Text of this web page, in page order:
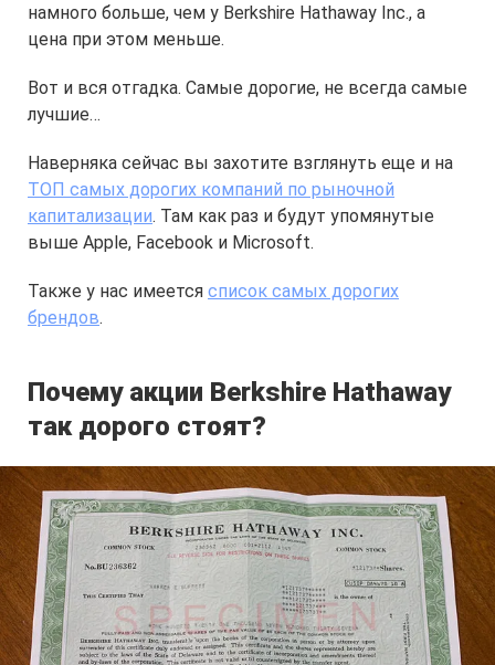
намного больше, чем у Berkshire Hathaway Inc., а
цена при этом меньше.
Вот и вся отгадка. Самые дорогие, не всегда самые
лучшие…
Наверняка сейчас вы захотите взглянуть еще и на
ТОП самых дорогих компаний по рыночной
капитализации. Там как раз и будут упомянутые
выше Apple, Facebook и Microsoft.
Также у нас имеется список самых дорогих
брендов.
Почему акции Berkshire Hathaway
так дорого стоят?